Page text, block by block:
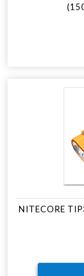
NITECORE